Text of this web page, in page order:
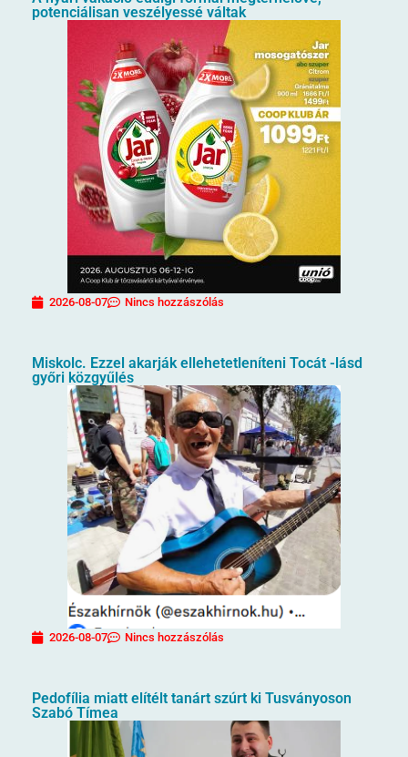
potenciálisan veszélyessé váltak
2026-08-07 Nincs hozzászólás
Miskolc. Ezzel akarják ellehetetleníteni Tocát -lásd
győri közgyűlés
2026-08-07 Nincs hozzászólás
Pedofília miatt elítélt tanárt szúrt ki Tusványoson
Szabó Tímea